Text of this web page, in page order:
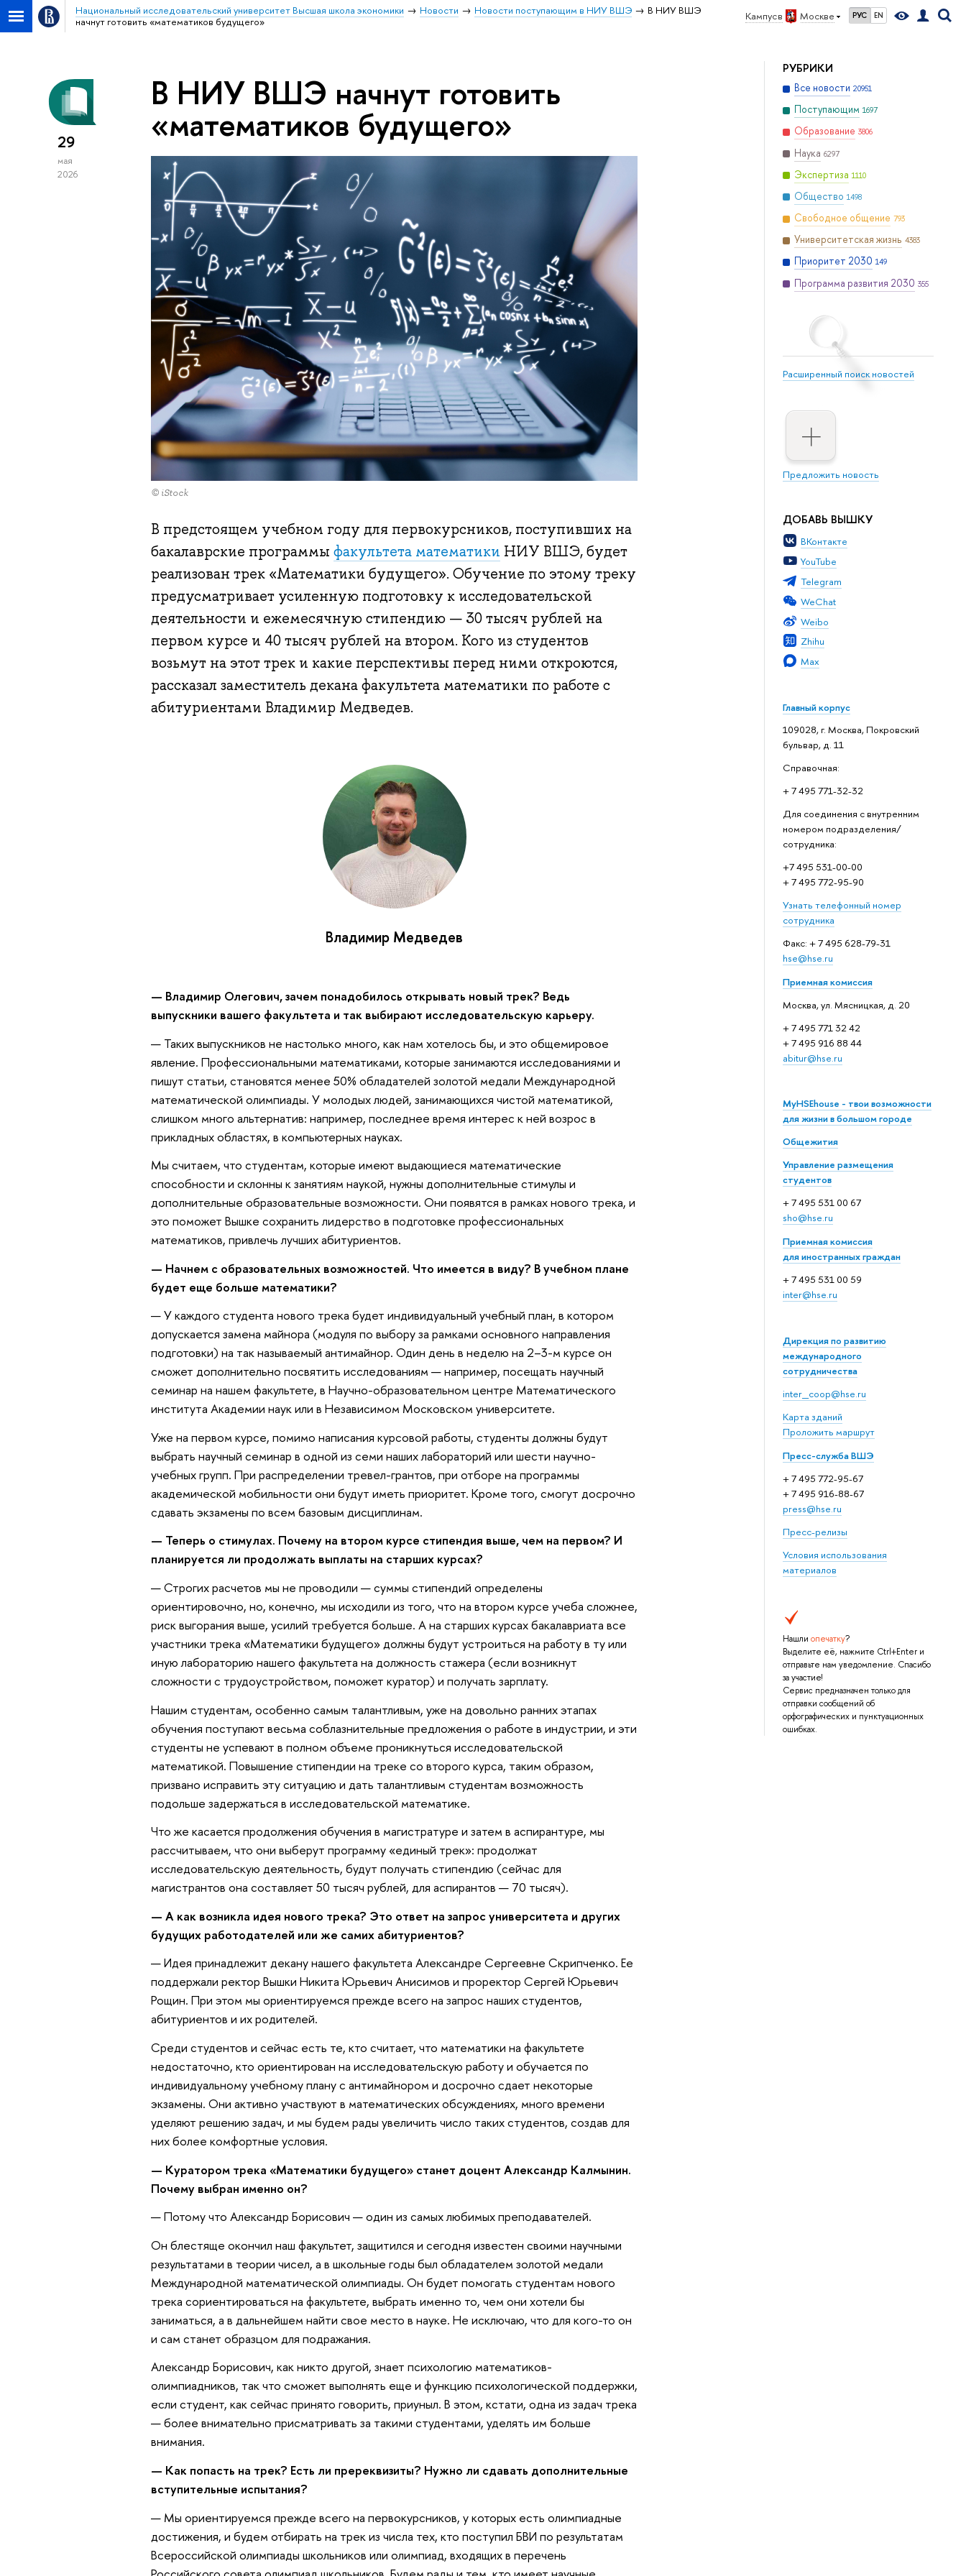
Кампус в Москве РУС EN
Национальный исследовательский университет Высшая школа экономики Новости Новости поступающим в НИУ ВШЭ
В НИУ ВШЭ
начнут готовить «математиков будущего»
РУБРИКИ
Все новости 20951
Поступающим 1697
Образование 3806
Наука 6297
Экспертиза 1110
Общество 1498
Свободное общение 793
Университетская жизнь 4383
Приоритет 2030 149
Программа развития 2030 355
Расширенный поиск новостей
Предложить новость
ДОБАВЬ ВЫШКУ
ВКонтакте
YouTube
Telegram
WeChat
Weibo
Zhihu
Max
Главный корпус
109028, г. Москва, Покровский
бульвар, д. 11
Справочная:
+ 7 495 771-32-32
Для соединения с внутренним
номером подразделения/
сотрудника:
+7 495 531-00-00
+ 7 495 772-95-90
Узнать телефонный номер
сотрудника
Факс: + 7 495 628-79-31
hse@hse.ru
Приемная комиссия
Москва, ул. Мясницкая, д. 20
+ 7 495 771 32 42
+ 7 495 916 88 44
abitur@hse.ru
MyHSEhouse - твои возможности
для жизни в большом городе
Общежития
Управление размещения
студентов
+ 7 495 531 00 67
sho@hse.ru
Приемная комиссия
для иностранных граждан
+ 7 495 531 00 59
inter@hse.ru
Дирекция по развитию
международного
сотрудничества
inter_coop@hse.ru
Карта зданий
Проложить маршрут
Пресс-служба ВШЭ
+ 7 495 772-95-67
+ 7 495 916-88-67
press@hse.ru
Пресс-релизы
Условия использования
материалов
Нашли опечатку?
Выделите её, нажмите Ctrl+Enter и
отправьте нам уведомление. Спасибо
за участие!
Сервис предназначен только для
отправки сообщений об
орфографических и пунктуационных
ошибках.
29
мая
2026
В НИУ ВШЭ начнут готовить
«математиков будущего»
© iStock
В предстоящем учебном году для первокурсников, поступивших на
бакалаврские программы факультета математики НИУ ВШЭ, будет
реализован трек «Математики будущего». Обучение по этому треку
предусматривает усиленную подготовку к исследовательской
деятельности и ежемесячную стипендию — 30 тысяч рублей на
первом курсе и 40 тысяч рублей на втором. Кого из студентов
возьмут на этот трек и какие перспективы перед ними откроются,
рассказал заместитель декана факультета математики по работе с
абитуриентами Владимир Медведев.
Владимир Медведев
— Владимир Олегович, зачем понадобилось открывать новый трек? Ведь
выпускники вашего факультета и так выбирают исследовательскую карьеру.
— Таких выпускников не настолько много, как нам хотелось бы, и это общемировое
явление. Профессиональными математиками, которые занимаются исследованиями и
пишут статьи, становятся менее 50% обладателей золотой медали Международной
математической олимпиады. У молодых людей, занимающихся чистой математикой,
слишком много альтернатив: например, последнее время интерес к ней возрос в
прикладных областях, в компьютерных науках.
Мы считаем, что студентам, которые имеют выдающиеся математические
способности и склонны к занятиям наукой, нужны дополнительные стимулы и
дополнительные образовательные возможности. Они появятся в рамках нового трека, и
это поможет Вышке сохранить лидерство в подготовке профессиональных
математиков, привлечь лучших абитуриентов.
— Начнем с образовательных возможностей. Что имеется в виду? В учебном плане
будет еще больше математики?
— У каждого студента нового трека будет индивидуальный учебный план, в котором
допускается замена майнора (модуля по выбору за рамками основного направления
подготовки) на так называемый антимайнор. Один день в неделю на 2–3-м курсе он
сможет дополнительно посвятить исследованиям — например, посещать научный
семинар на нашем факультете, в Научно-образовательном центре Математического
института Академии наук или в Независимом Московском университете.
Уже на первом курсе, помимо написания курсовой работы, студенты должны будут
выбрать научный семинар в одной из семи наших лабораторий или шести научно-
учебных групп. При распределении тревел-грантов, при отборе на программы
академической мобильности они будут иметь приоритет. Кроме того, смогут досрочно
сдавать экзамены по всем базовым дисциплинам.
— Теперь о стимулах. Почему на втором курсе стипендия выше, чем на первом? И
планируется ли продолжать выплаты на старших курсах?
— Строгих расчетов мы не проводили — суммы стипендий определены
ориентировочно, но, конечно, мы исходили из того, что на втором курсе учеба сложнее,
риск выгорания выше, усилий требуется больше. А на старших курсах бакалавриата все
участники трека «Математики будущего» должны будут устроиться на работу в ту или
иную лабораторию нашего факультета на должность стажера (если возникнут
сложности с трудоустройством, поможет куратор) и получать зарплату.
Нашим студентам, особенно самым талантливым, уже на довольно ранних этапах
обучения поступают весьма соблазнительные предложения о работе в индустрии, и эти
студенты не успевают в полном объеме проникнуться исследовательской
математикой. Повышение стипендии на треке со второго курса, таким образом,
призвано исправить эту ситуацию и дать талантливым студентам возможность
подольше задержаться в исследовательской математике.
Что же касается продолжения обучения в магистратуре и затем в аспирантуре, мы
рассчитываем, что они выберут программу «единый трек»: продолжат
исследовательскую деятельность, будут получать стипендию (сейчас для
магистрантов она составляет 50 тысяч рублей, для аспирантов — 70 тысяч).
— А как возникла идея нового трека? Это ответ на запрос университета и других
будущих работодателей или же самих абитуриентов?
— Идея принадлежит декану нашего факультета Александре Сергеевне Скрипченко. Ее
поддержали ректор Вышки Никита Юрьевич Анисимов и проректор Сергей Юрьевич
Рощин. При этом мы ориентируемся прежде всего на запрос наших студентов,
абитуриентов и их родителей.
Среди студентов и сейчас есть те, кто считает, что математики на факультете
недостаточно, кто ориентирован на исследовательскую работу и обучается по
индивидуальному учебному плану с антимайнором и досрочно сдает некоторые
экзамены. Они активно участвуют в математических обсуждениях, много времени
уделяют решению задач, и мы будем рады увеличить число таких студентов, создав для
них более комфортные условия.
— Куратором трека «Математики будущего» станет доцент Александр Калмынин.
Почему выбран именно он?
— Потому что Александр Борисович — один из самых любимых преподавателей.
Он блестяще окончил наш факультет, защитился и сегодня известен своими научными
результатами в теории чисел, а в школьные годы был обладателем золотой медали
Международной математической олимпиады. Он будет помогать студентам нового
трека сориентироваться на факультете, выбрать именно то, чем они хотели бы
заниматься, а в дальнейшем найти свое место в науке. Не исключаю, что для кого-то он
и сам станет образцом для подражания.
Александр Борисович, как никто другой, знает психологию математиков-
олимпиадников, так что сможет выполнять еще и функцию психологической поддержки,
если студент, как сейчас принято говорить, приуныл. В этом, кстати, одна из задач трека
— более внимательно присматривать за такими студентами, уделять им больше
внимания.
— Как попасть на трек? Есть ли пререквизиты? Нужно ли сдавать дополнительные
вступительные испытания?
— Мы ориентируемся прежде всего на первокурсников, у которых есть олимпиадные
достижения, и будем отбирать на трек из числа тех, кто поступил БВИ по результатам
Всероссийской олимпиады школьников или олимпиад, входящих в перечень